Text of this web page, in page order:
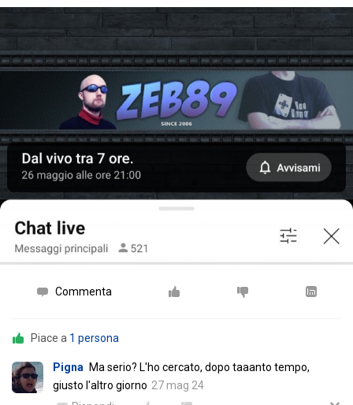
Commenta
Piace a 1 persona
Pigna
Ma serio? L'ho cercato, dopo taaanto tempo,
giusto l'altro giorno 27 mag 24